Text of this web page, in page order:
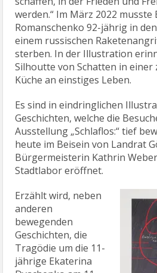
werden.“ Im März 2022 musste
Romanschenko 92-jährig in
einem russischen
sterben. In der Illustration
Silhoutte von Schatten in
Küche an einstiges Leben.
Es sind in eindringlichen
Geschichten, welche die
Ausstellung „Schlaflos:“ tief
heute im Beisein von Landrat
Bürgermeisterin Kathrin
Stadtlabor eröffnet.
Erzählt wird, neben
anderen
bewegenden
Geschichten, die
Tragödie um die 11-
jährige Ekaterina